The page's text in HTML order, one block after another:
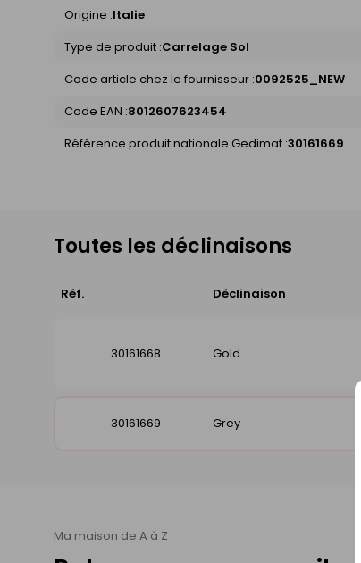
Origine :Italie
Type de produit :Carrelage Sol
Code article chez le fournisseur :0092525_NEW
Code EAN :8012607623454
Référence produit nationale Gedimat :30161669
Toutes les déclinaisons
Réf. Déclinaison
30161668
Gold
30161669 Grey
Ma maison de A à Z